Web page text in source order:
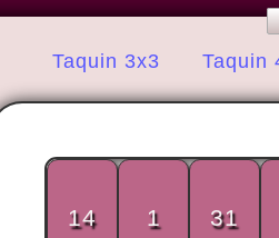
Taquin 3x3 Taquin
14 1 31